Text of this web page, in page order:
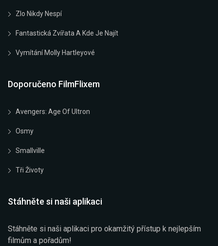
Zlo Nikdy Nespí
Fantastická Zvířata A Kde Je Najít
Vymítání Molly Hartleyové
Doporučeno FilmFlixem
Avengers: Age Of Ultron
Osmy
Smallville
Tři Životy
Stáhněte si naši aplikaci
Stáhněte si naši aplikaci pro okamžitý přístup k nejlepším
filmům a pořadům!